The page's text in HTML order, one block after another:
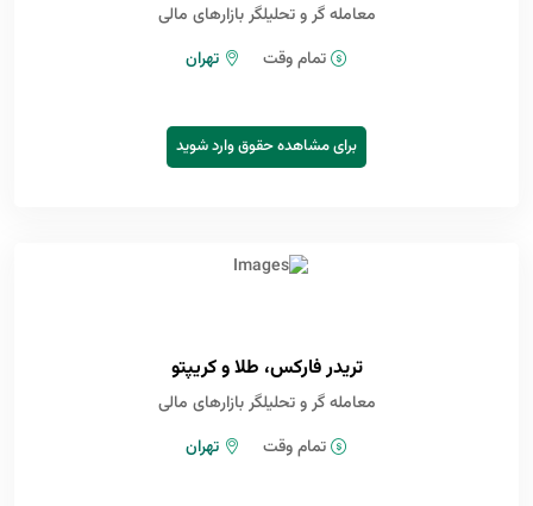
معامله گر و تحلیلگر بازارهای مالی
تمام وقت
تهران
برای مشاهده حقوق وارد شوید
تریدر فارکس، طلا و کریپتو
معامله گر و تحلیلگر بازارهای مالی
تمام وقت
تهران